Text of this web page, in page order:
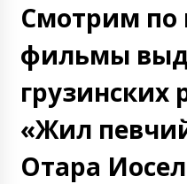
Смотрим по
фильмы
грузинских
«Жил
Отара